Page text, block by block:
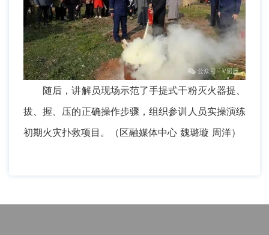
随后，讲解员现场示范了手提式干粉灭火器提、
拔、握、压的正确操作步骤，组织参训人员实操演练
初期火灾扑救项目。（区融媒体中心 魏璐璇 周洋）